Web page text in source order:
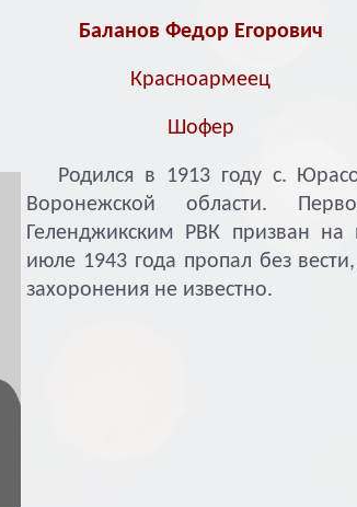
Баланов Федор Егорович
Красноармеец
Шофер
Родился в 1913 году с.
Воронежской области.
Геленджикским РВК призван
июле 1943 года пропал без
захоронения не известно.